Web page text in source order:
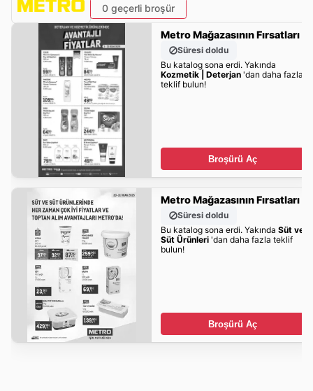
0 geçerli broşür
Metro Mağazasının Fırsatları
Süresi doldu
Bu katalog sona erdi. Yakında
Kozmetik | Deterjan'dan daha fazla
teklif bulun!
Broşürü Aç
Metro Mağazasının Fırsatları
Süresi doldu
Bu katalog sona erdi. Yakında Süt ve
Süt Ürünleri'dan daha fazla teklif
bulun!
Broşürü Aç